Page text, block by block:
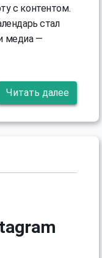
с контентом.
стал
медиа —
Читать далее